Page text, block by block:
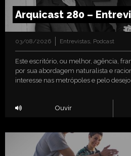
Arquicast 280 –
03/08/2026 Entrevistas, Podcast
Este escritório, ou melhor, agência,
por sua abordagem naturalista e
interesse nas metrópoles e pelo
Ouvir